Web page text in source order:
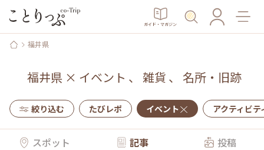
ガイド・マガジン
福井県
福井県 × イベント 、 雑貨 、 名所・旧跡
絞り込む たびレポ イベント アクティビテ
スポット 記事 投稿